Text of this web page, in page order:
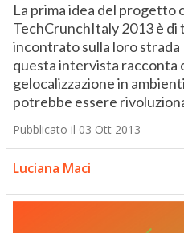
La prima idea del progetto
TechCrunchItaly 2013 è
incontrato sulla loro
questa intervista racconta
gelocalizzazione in
potrebbe essere
Pubblicato il 03 Ott 2013
Luciana Maci